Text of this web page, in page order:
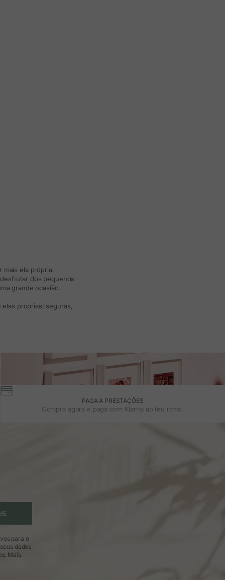
ela própria.
dos pequenos
grande ocasião.
próprias: seguras,
PAGA A PRESTAÇÕES
Compra agora e paga com Klarna ao teu ritmo.
para o
dados
Mais